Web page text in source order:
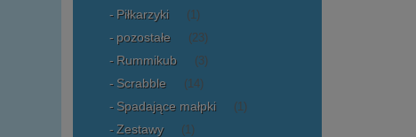
Piłkarzyki (1)
pozostałe (23)
Rummikub (3)
Scrabble (14)
Spadające małpki (1)
Zestawy (1)